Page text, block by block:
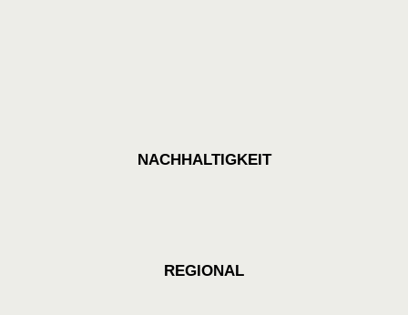
NACHHALTIGKEIT
REGIONAL